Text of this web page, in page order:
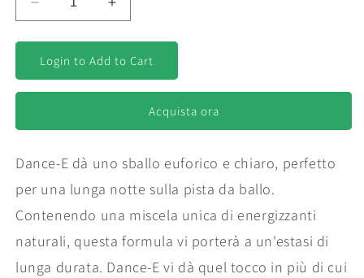
Diminuisci
quantità
per
Happy
Cap
Dance-
(10
Aumenta
quantità
per
Happy
Cap
Dance-
(10
Login to Add to Cart
Acquista ora
Dance-E dà uno sballo euforico e chiaro, perfetto
per una lunga notte sulla pista da ballo.
Contenendo una miscela unica di energizzanti
naturali, questa formula vi porterà a un'estasi di
lunga durata. Dance-E vi dà quel tocco in più di cui